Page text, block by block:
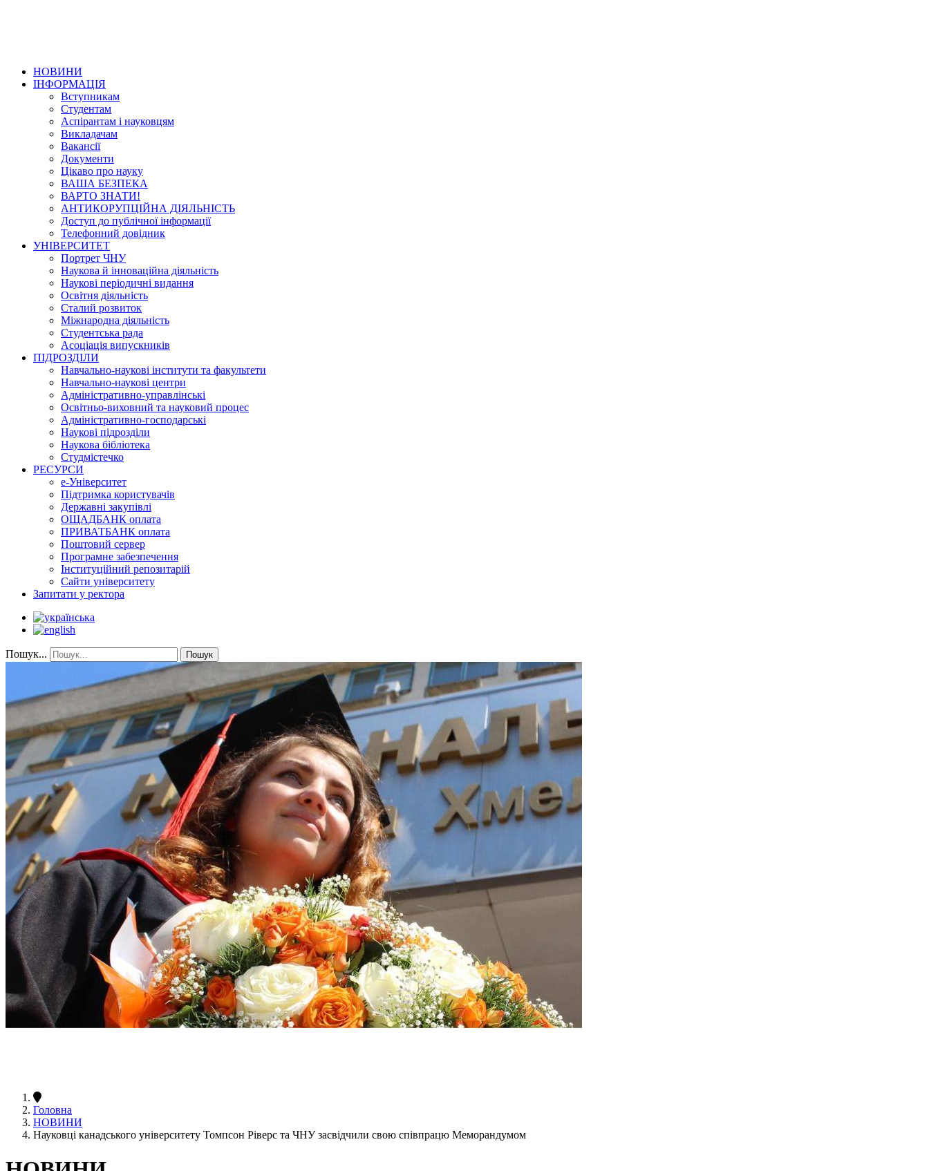
НОВИНИ
ІНФОРМАЦІЯ
Вступникам
Студентам
Аспірантам і науковцям
Викладачам
Вакансії
Документи
Цікаво про науку
ВАША БЕЗПЕКА
ВАРТО ЗНАТИ!
АНТИКОРУПЦІЙНА ДІЯЛЬНІСТЬ
Доступ до публічної інформації
Телефонний довідник
УНІВЕРСИТЕТ
Портрет ЧНУ
Наукова й інноваційна діяльність
Наукові періодичні видання
Освітня діяльність
Сталий розвиток
Міжнародна діяльність
Студентська рада
Асоціація випускників
ПІДРОЗДІЛИ
Навчально-наукові інститути та факультети
Навчально-наукові центри
Адміністративно-управлінські
Освітньо-виховний та науковий процес
Адміністративно-господарські
Наукові підрозділи
Наукова бібліотека
Студмістечко
РЕСУРСИ
е-Університет
Підтримка користувачів
Державні закупівлі
ОЩАДБАНК оплата
ПРИВАТБАНК оплата
Поштовий сервер
Програмне забезпечення
Інституційний репозитарій
Сайти університету
Запитати у ректора
Пошук... Пошук
Головна
НОВИНИ
Науковці канадського університету Томпсон Ріверс та ЧНУ засвідчили свою співпрацю Меморандумом